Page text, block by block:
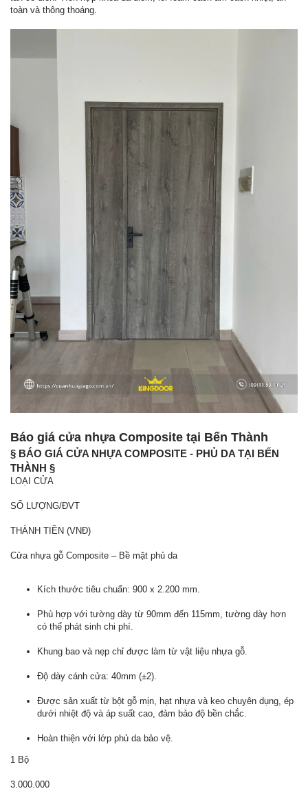
toàn và thông thoáng.
Báo giá cửa nhựa Composite tại Bến Thành
§ BÁO GIÁ CỬA NHỰA COMPOSITE - PHỦ DA TẠI BẾN
THÀNH §
LOẠI CỬA
SỐ LƯỢNG/ĐVT
THÀNH TIỀN (VNĐ)
Cửa nhựa gỗ Composite – Bề mặt phủ da
Kích thước tiêu chuẩn: 900 x 2.200 mm.
Phù hợp với tường dày từ 90mm đến 115mm, tường dày hơn
có thể phát sinh chi phí.
Khung bao và nẹp chỉ được làm từ vật liệu nhựa gỗ.
Độ dày cánh cửa: 40mm (±2).
Được sản xuất từ bột gỗ mịn, hạt nhựa và keo chuyên dụng, ép
dưới nhiệt độ và áp suất cao, đảm bảo độ bền chắc.
Hoàn thiện với lớp phủ da bảo vệ.
1 Bộ
3.000.000